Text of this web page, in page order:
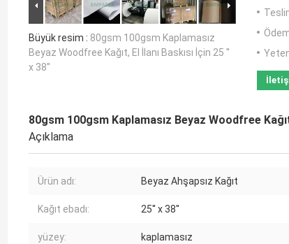
Büyük resim : 80gsm 100gsm Kaplamasız
Beyaz Woodfree Kağıt, El İlanı Baskısı İçin 25 ''
x 38''
80gsm 100gsm Kaplamasız Beyaz Woodfree
Açıklama
Ürün adı: Beyaz Ahşapsız Kağıt
Kağıt ebadı: 25'' x 38''
yüzey: kaplamasız